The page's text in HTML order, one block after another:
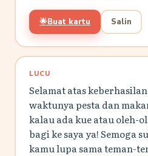
🌟Buat kartu Salin
LUCU
Selamat atas
waktunya pesta dan
kalau ada kue atau oleh-
bagi ke saya ya! Semoga
kamu lupa sama teman-